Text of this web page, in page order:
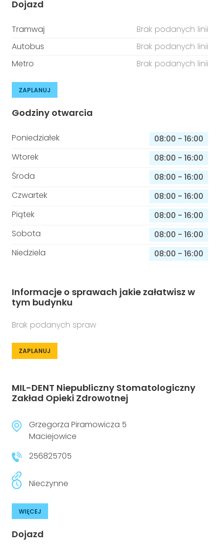
Dojazd
Tramwaj
Brak podanych linii
Autobus
Brak podanych linii
Metro
Brak podanych linii
ZAPLANUJ
Godziny otwarcia
Poniedziałek 08:00 - 16:00
Wtorek
08:00 - 16:00
Środa
08:00 - 16:00
Czwartek
08:00 - 16:00
Piątek
08:00 - 16:00
Sobota
08:00 - 16:00
Niedziela
08:00 - 16:00
Informacje o sprawach jakie załatwisz w
tym budynku
Brak podanych spraw
ZAPLANUJ
MIL-DENT Niepubliczny Stomatologiczny
Zakład Opieki Zdrowotnej
Grzegorza Piramowicza 5
Maciejowice
256825705
Nieczynne
WIĘCEJ
Dojazd